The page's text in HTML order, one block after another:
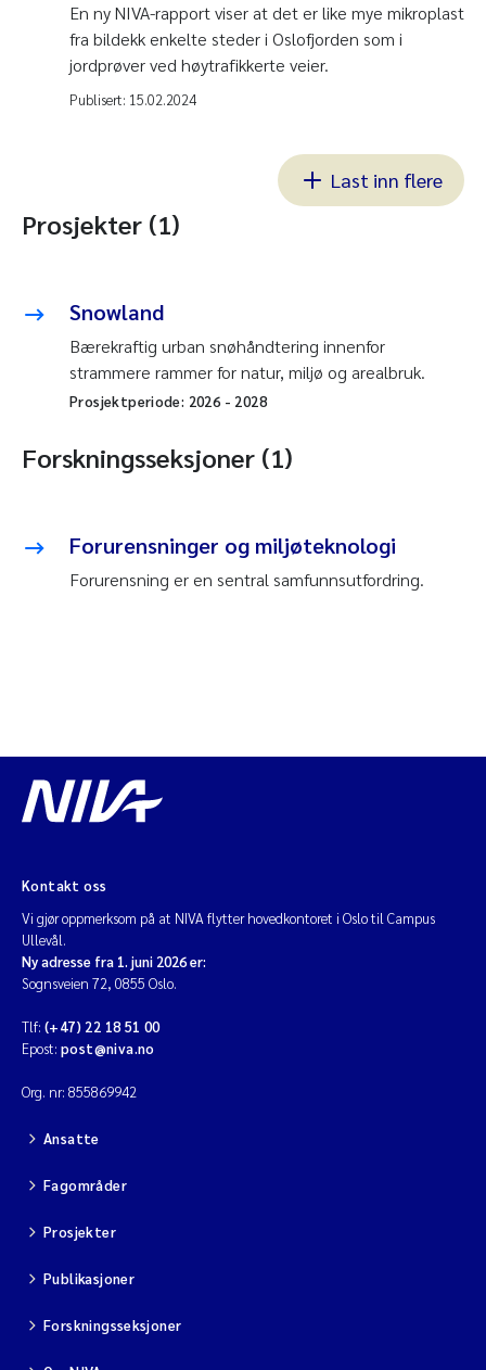
En ny NIVA-rapport viser at det er like mye mikroplast
fra bildekk enkelte steder i Oslofjorden som i
jordprøver ved høytrafikkerte veier.
Publisert: 15.02.2024
Last inn flere
Prosjekter (1)
Snowland
Bærekraftig urban snøhåndtering innenfor
strammere rammer for natur, miljø og arealbruk.
Prosjektperiode: 2026 - 2028
Forskningsseksjoner (1)
Forurensninger og miljøteknologi
Forurensning er en sentral samfunnsutfordring.
Kontakt oss
Vi gjør oppmerksom på at NIVA flytter hovedkontoret i Oslo til Campus
Ullevål.
Ny adresse fra 1. juni 2026 er:
Sognsveien 72, 0855 Oslo.
Tlf: (+47) 22 18 51 00
Epost: post@niva.no
Org. nr: 855869942
Ansatte
Fagområder
Prosjekter
Publikasjoner
Forskningsseksjoner